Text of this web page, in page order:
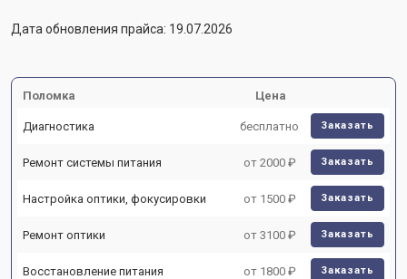
Дата обновления прайса: 19.07.2026
Поломка Цена
Диагностика бесплатно Заказать
Ремонт системы питания от 2000 ₽ Заказать
Настройка оптики, фокусировки от 1500 ₽ Заказать
Ремонт оптики от 3100 ₽ Заказать
Восстановление питания от 1800 ₽ Заказать